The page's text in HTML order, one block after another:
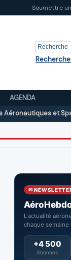
Soumettre
AGENDA
et Spatiales
✉
L'actualité
chaque semaine
+4 500
Abonnés